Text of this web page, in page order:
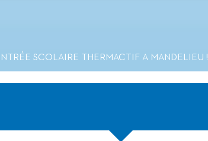
SCOLAIRE THERMACTIF A MANDELIEU !